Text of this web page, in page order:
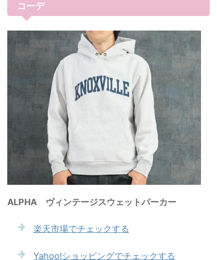
コーデ
ALPHA ヴィンテージスウェットパーカー
楽天市場でチェックする
Yahoo!ショッピングでチェックする